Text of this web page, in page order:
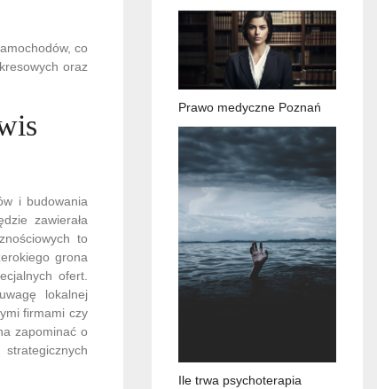
co
oraz
i budowania
zawierała
to
grona
ofert.
lokalnej
firmami czy
zapominać o
Prawo medyczne Poznań
Ile trwa psychoterapia